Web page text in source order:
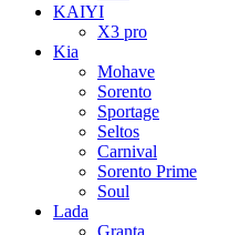
KAIYI
X3 pro
Kia
Mohave
Sorento
Sportage
Seltos
Carnival
Sorento Prime
Soul
Lada
Granta